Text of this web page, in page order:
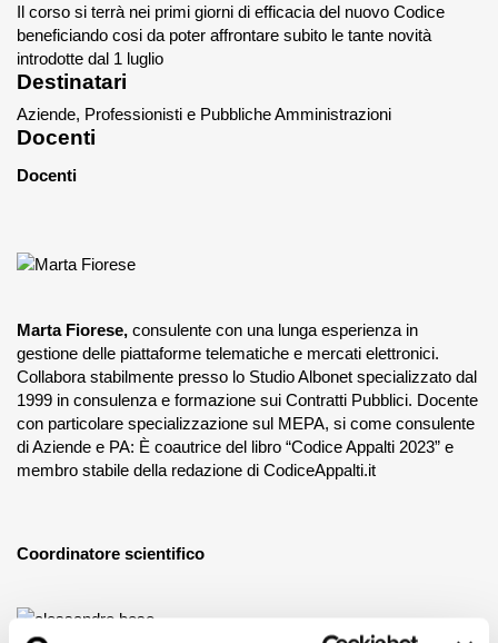
Il corso si terrà nei primi giorni di efficacia del nuovo Codice
beneficiando cosi da poter affrontare subito le tante novità
introdotte dal 1 luglio
Destinatari
Aziende, Professionisti e Pubbliche Amministrazioni
Docenti
Docenti
Marta Fiorese, consulente con una lunga esperienza in
gestione delle piattaforme telematiche e mercati elettronici.
Collabora stabilmente presso lo Studio Albonet specializzato dal
1999 in consulenza e formazione sui Contratti Pubblici. Docente
con particolare specializzazione sul MEPA, si come consulente
di Aziende e PA: È coautrice del libro “Codice Appalti 2023” e
membro stabile della redazione di CodiceAppalti.it
Coordinatore scientifico